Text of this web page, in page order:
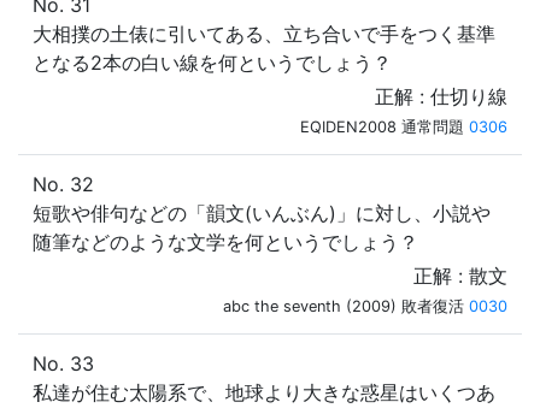
No. 31
大相撲の土俵に引いてある、立ち合いで手をつく基準
となる2本の白い線を何というでしょう？
正解 : 仕切り線
EQIDEN2008 通常問題 0306
No. 32
短歌や俳句などの「韻文(いんぶん)」に対し、小説や
随筆などのような文学を何というでしょう？
正解 : 散文
abc the seventh (2009) 敗者復活 0030
No. 33
私達が住む太陽系で、地球より大きな惑星はいくつあ